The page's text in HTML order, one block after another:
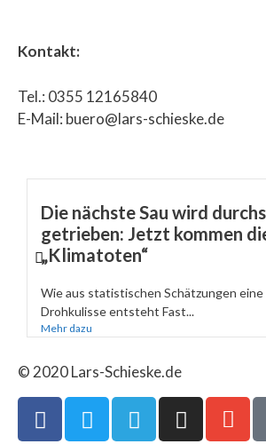
Kontakt:
Tel.: 0355 12165840
E-Mail: buero@lars-schieske.de
Die nächste Sau wird
getrieben: Jetzt kommen
„Klimatoten“
Wie aus statistischen Schätzungen
Drohkulisse entsteht Fast...
Mehr dazu
© 2020 Lars-Schieske.de